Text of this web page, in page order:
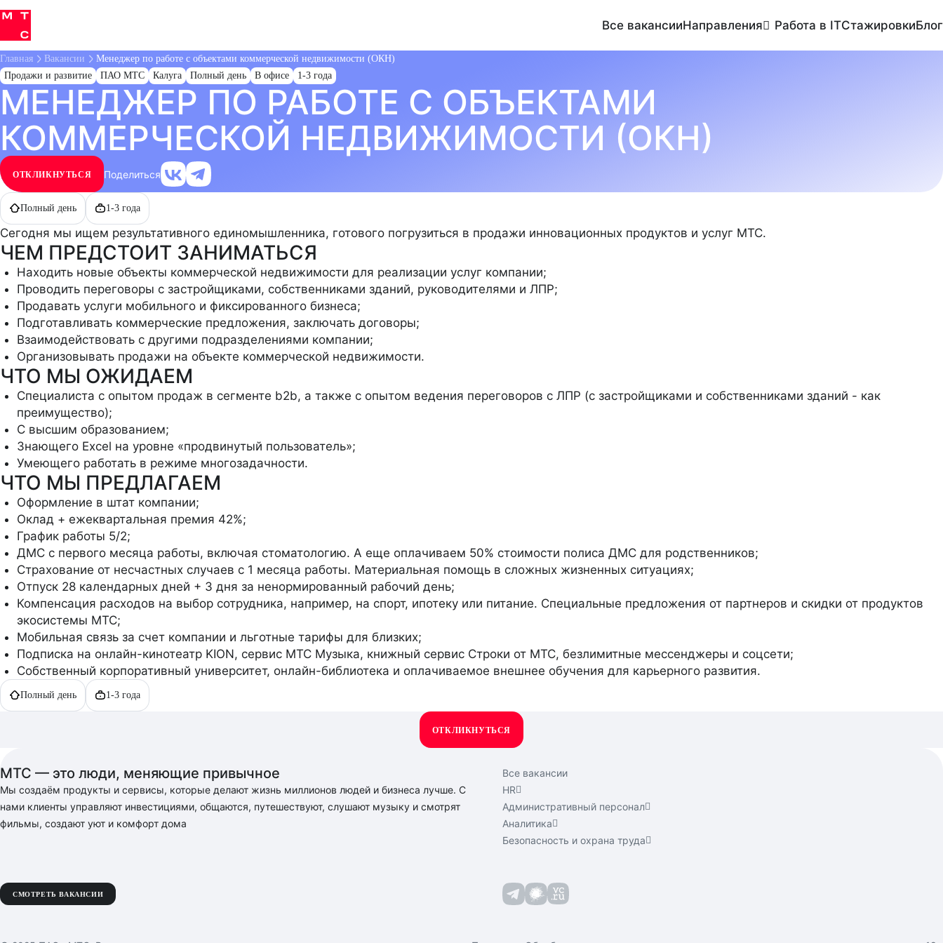
Все вакансииНаправления
HR 14 АДМИНИСТРАТИВНЫЙ ПЕРСОНАЛ 73 АНАЛИТИКА 51 БЕЗОПАСНОСТЬ И ОХРАНА ТРУДА 19 ДИЗАЙН
КОНТРОЛЬ КАЧЕСТВА, АУДИТ И КОМПЛАЕНС 2 МАРКЕТИНГ И PR 102 ПОДДЕРЖКА КЛИЕНТОВ 260 ПРОДАЖИ И РАЗВИТИЕ
СТАЖИРОВКИ СТРОИТЕЛЬСТВО
Работа в ITСтажировкиБлог
Детальная
страница
вакансии
Главная Вакансии
Менеджер по работе с объектами коммерческой недвижимости (ОКН)
Продажи и развитие
ПАО МТС Калуга Полный день В офисе 1-3 года
МЕНЕДЖЕР ПО РАБОТЕ С ОБЪЕКТАМИ
КОММЕРЧЕСКОЙ НЕДВИЖИМОСТИ (ОКН)
ОТКЛИКНУТЬСЯ Поделиться
Сегодня мы ищем результативного единомышленника, готового погрузиться в продажи инновационных продуктов и услуг МТС.
ЧЕМ ПРЕДСТОИТ ЗАНИМАТЬСЯ
Находить новые объекты коммерческой недвижимости для реализации услуг компании;
Проводить переговоры с застройщиками, собственниками зданий, руководителями и ЛПР;
Продавать услуги мобильного и фиксированного бизнеса;
Подготавливать коммерческие предложения, заключать договоры;
Взаимодействовать с другими подразделениями компании;
Организовывать продажи на объекте коммерческой недвижимости.
ЧТО МЫ ОЖИДАЕМ
Специалиста с опытом продаж в сегменте b2b, а также с опытом ведения переговоров с ЛПР (с застройщиками и собственниками зданий - как
преимущество);
С высшим образованием;
Знающего Excel на уровне «продвинутый пользователь»;
Умеющего работать в режиме многозадачности.
ЧТО МЫ ПРЕДЛАГАЕМ
Оформление в штат компании;
Оклад + ежеквартальная премия 42%;
График работы 5/2;
ДМС с первого месяца работы, включая стоматологию. А еще оплачиваем 50% стоимости полиса ДМС для родственников;
Страхование от несчастных случаев с 1 месяца работы. Материальная помощь в сложных жизненных ситуациях;
Отпуск 28 календарных дней + 3 дня за ненормированный рабочий день;
Компенсация расходов на выбор сотрудника, например, на спорт, ипотеку или питание. Специальные предложения от партнеров и скидки от продуктов
экосистемы МТС;
Мобильная связь за счет компании и льготные тарифы для близких;
Подписка на онлайн-кинотеатр KION, сервис МТС Музыка, книжный сервис Строки от МТС, безлимитные мессенджеры и соцсети;
Собственный корпоративный университет, онлайн-библиотека и оплачиваемое внешнее обучения для карьерного развития.
Полный день 1-3 года
Полный день 1-3 года
ОТКЛИКНУТЬСЯ
МТС — это люди, меняющие привычное
Мы создаём продукты и сервисы, которые делают жизнь миллионов людей и бизнеса лучше. С
нами клиенты управляют инвестициями, общаются, путешествуют, слушают музыку и смотрят
фильмы, создают уют и комфорт дома
СМОТРЕТЬ ВАКАНСИИ
Все вакансии
HR
Административный персонал
Аналитика
Безопасность и охрана труда